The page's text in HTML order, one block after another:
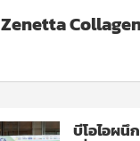
Zenetta
บีโอไอผนึ